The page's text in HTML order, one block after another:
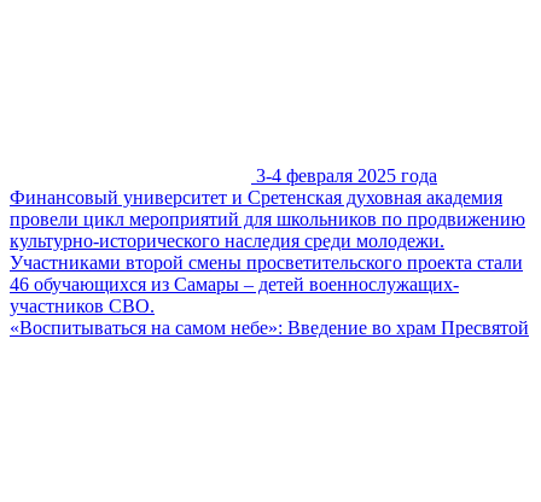
3-4 февраля 2025 года
Финансовый университет и Сретенская духовная академия
провели цикл мероприятий для школьников по продвижению
культурно-исторического наследия среди молодежи.
Участниками второй смены просветительского проекта стали
46 обучающихся из Самары – детей военнослужащих-
участников СВО.
«Воспитываться на самом небе»: Введение во храм Пресвятой